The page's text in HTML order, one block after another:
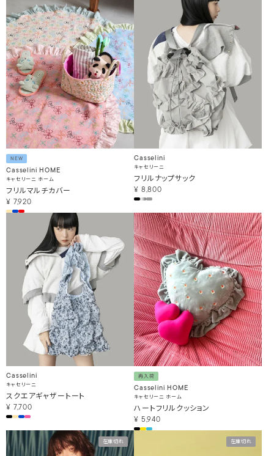
NEW
Casselini HOME
キャセリーニ ホーム
フリルマルチカバー
¥ 7,920
Casselini
キャセリーニ
フリルナップサック
¥ 8,800
Casselini
キャセリーニ
スクエアギャザートート
¥ 7,700
再入荷
Casselini HOME
キャセリーニ ホーム
ハートフリルクッション
¥ 5,940
在庫切れ 在庫切れ